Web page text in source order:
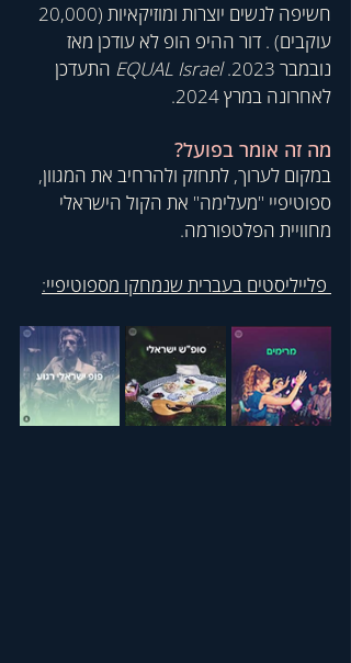
עוקבים) . דור ההיפ הופ לא עודכן מאז
נובמבר 2023.
EQUAL Israel התעדכן
לאחרונה במרץ 2024.
מה זה אומר בפועל?
במקום לערוך, לתחזק ולהרחיב את המגוון,
ספוטיפיי "מעלימה" את הקול הישראלי
מחוויית הפלטפורמה.